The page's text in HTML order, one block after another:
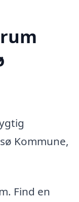
Kommune,
Find en